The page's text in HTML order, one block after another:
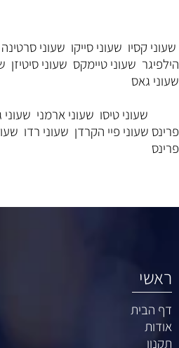
שעוני קסיו שעוני סייקו שעוני סרטינה
הילפיגר שעוני טיימקס שעוני סיטיזן
שעוני גאס
שעוני טיסו שעוני ארמני שעוני
פרינס שעוני פיי הקרדן שעוני רדו
פרינס
ראשי
דף הבית
אודות
תקנון